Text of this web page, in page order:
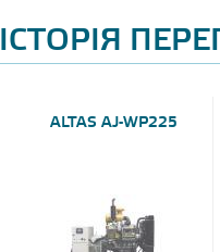
ІСТОРІЯ
ALTAS AJ-WP225